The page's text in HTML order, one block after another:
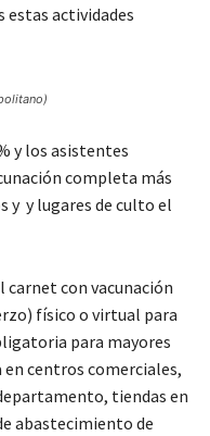
estas actividades
y los asistentes
completa más
y y lugares de culto el
carnet con vacunación
físico o virtual para
para mayores
en centros comerciales,
tiendas en
abastecimiento de